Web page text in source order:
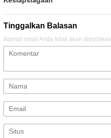
Tinggalkan Balasan
Alamat email Anda tidak akan